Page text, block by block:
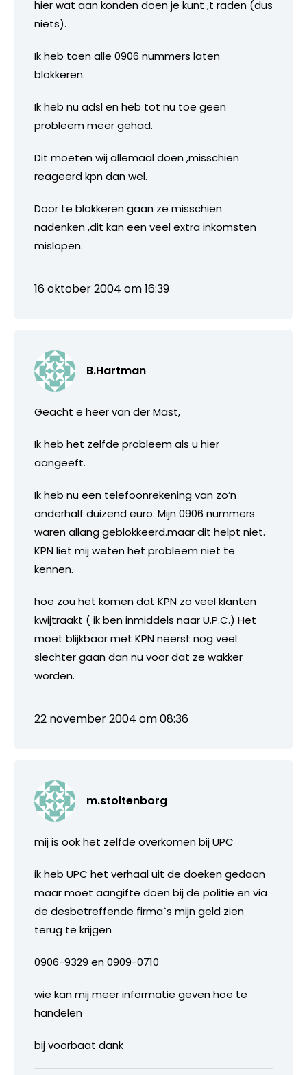
hier wat aan konden doen je kunt ,t raden (dus
niets).
Ik heb toen alle 0906 nummers laten
blokkeren.
Ik heb nu adsl en heb tot nu toe geen
probleem meer gehad.
Dit moeten wij allemaal doen ,misschien
reageerd kpn dan wel.
Door te blokkeren gaan ze misschien
nadenken ,dit kan een veel extra inkomsten
mislopen.
16 oktober 2004 om 16:39
B.Hartman
Geacht e heer van der Mast,
Ik heb het zelfde probleem als u hier
aangeeft.
Ik heb nu een telefoonrekening van zo’n
anderhalf duizend euro. Mijn 0906 nummers
waren allang geblokkeerd.maar dit helpt niet.
KPN liet mij weten het probleem niet te
kennen.
hoe zou het komen dat KPN zo veel klanten
kwijtraakt ( ik ben inmiddels naar U.P.C.) Het
moet blijkbaar met KPN neerst nog veel
slechter gaan dan nu voor dat ze wakker
worden.
22 november 2004 om 08:36
m.stoltenborg
mij is ook het zelfde overkomen bij UPC
ik heb UPC het verhaal uit de doeken gedaan
maar moet aangifte doen bij de politie en via
de desbetreffende firma`s mijn geld zien
terug te krijgen
0906-9329 en 0909-0710
wie kan mij meer informatie geven hoe te
handelen
bij voorbaat dank